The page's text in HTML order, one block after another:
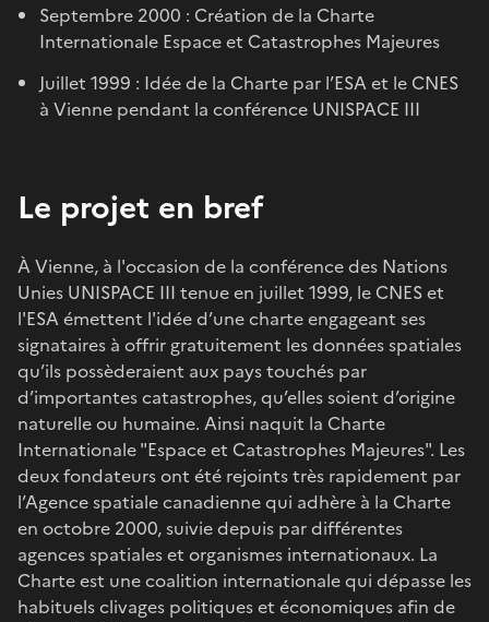
Septembre 2000 : Création de la Charte
Internationale Espace et Catastrophes Majeures
Juillet 1999 : Idée de la Charte par l’ESA et le CNES
à Vienne pendant la conférence UNISPACE III
Le projet en bref
À Vienne, à l'occasion de la conférence des Nations
Unies UNISPACE III tenue en juillet 1999, le CNES et
l'ESA émettent l'idée d’une charte engageant ses
signataires à offrir gratuitement les données spatiales
qu’ils possèderaient aux pays touchés par
d’importantes catastrophes, qu’elles soient d’origine
naturelle ou humaine. Ainsi naquit la Charte
Internationale "Espace et Catastrophes Majeures". Les
deux fondateurs ont été rejoints très rapidement par
l’Agence spatiale canadienne qui adhère à la Charte
en octobre 2000, suivie depuis par différentes
agences spatiales et organismes internationaux. La
Charte est une coalition internationale qui dépasse les
habituels clivages politiques et économiques afin de